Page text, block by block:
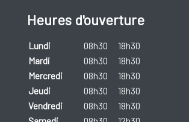
Heures d'ouverture
Lundi 08h30
18h30
Mardi
08h30
18h30
Mercredi
08h30
18h30
Jeudi
08h30
18h30
Vendredi
08h30
18h30